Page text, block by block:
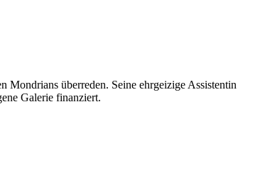
überreden. Seine ehrgeizige Assistentin
Galerie finanziert.